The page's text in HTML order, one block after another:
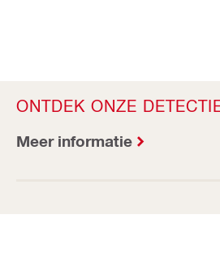
ONTDEK ONZE
Meer informatie